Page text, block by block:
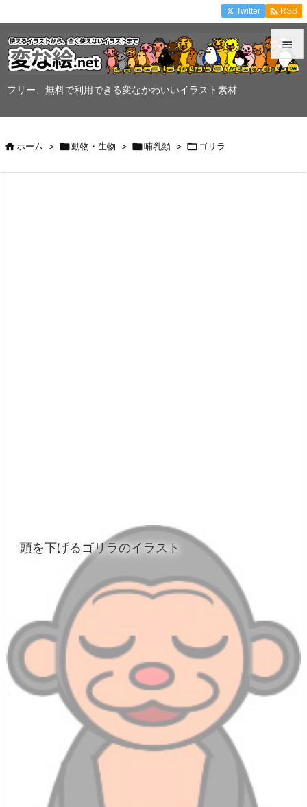
フリー、無料で利用できる変なかわいいイラスト素材


Twitter  RSS
ホーム > 動物・生物 > 哺乳類 >  ゴリラ
頭を下げるゴリラのイラスト